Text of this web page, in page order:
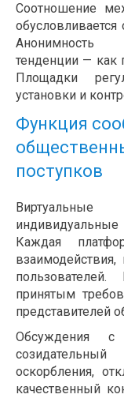
Соотношение
обусловливается
Анонимность
тенденции — как
Площадки
установки и
Функция
поступков
индивидуальные
Каждая
взаимодействия,
пользователей.
принятым
представителей
Обсуждения с
оскорбления,
качественный